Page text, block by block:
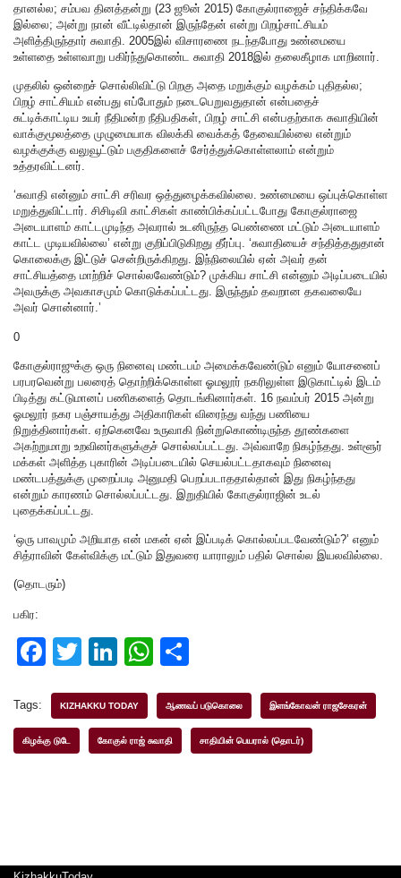
தானல்ல; சம்பவ தினத்தன்று (23 ஜூன் 2015) கோகுல்ராஜைச் சந்திக்கவே
இல்லை; அன்று நான் வீட்டில்தான் இருந்தேன் என்று பிறழ்சாட்சியம்
அளித்திருந்தார் சுவாதி. 2005இல் விசாரணை நடந்தபோது உண்மையை
உள்ளதை உள்ளவாறு பகிர்ந்துகொண்ட சுவாதி 2018இல் தலைகீழாக மாறினார்.
முதலில் ஒன்றைச் சொல்லிவிட்டு பிறகு அதை மறுக்கும் வழக்கம் புதிதல்ல;
பிறழ் சாட்சியம் என்பது எப்போதும் நடைபெறுவதுதான் என்பதைச்
சுட்டிக்காட்டிய உயர் நீதிமன்ற நீதிபதிகள், பிறழ் சாட்சி என்பதற்காக சுவாதியின்
வாக்குமூலத்தை முழுமையாக விலக்கி வைக்கத் தேவையில்லை என்றும்
வழக்குக்கு வலுவூட்டும் பகுதிகளைச் சேர்த்துக்கொள்ளலாம் என்றும்
உத்தரவிட்டனர்.
‘சுவாதி என்னும் சாட்சி சரிவர ஒத்துழைக்கவில்லை. உண்மையை ஒப்புக்கொள்ள
மறுத்துவிட்டார். சிசிடிவி காட்சிகள் காண்பிக்கப்பட்டபோது கோகுல்ராஜை
அடையாளம் காட்டமுடிந்த அவரால் உடனிருந்த பெண்ணை மட்டும் அடையாளம்
காட்ட முடியவில்லை’ என்று குறிப்பிடுகிறது தீர்ப்பு. ‘சுவாதியைச் சந்தித்ததுதான்
கொலைக்கு இட்டுச் சென்றிருக்கிறது. இந்நிலையில் ஏன் அவர் தன்
சாட்சியத்தை மாற்றிச் சொல்லவேண்டும்? முக்கிய சாட்சி என்னும் அடிப்படையில்
அவருக்கு அவகாசமும் கொடுக்கப்பட்டது. இருந்தும் தவறான தகவலையே
அவர் சொன்னார்.’
0
கோகுல்ராஜுக்கு ஒரு நினைவு மண்டபம் அமைக்கவேண்டும் எனும் யோசனைப்
பரபரவென்று பலரைத் தொற்றிக்கொள்ள ஓமலூர் நகரிலுள்ள இடுகாட்டில் இடம்
பிடித்து கட்டுமானப் பணிகளைத் தொடங்கினார்கள். 16 நவம்பர் 2015 அன்று
ஓமலூர் நகர பஞ்சாயத்து அதிகாரிகள் விரைந்து வந்து பணியை
நிறுத்தினார்கள். ஏற்கெனவே உருவாகி நின்றுகொண்டிருந்த தூண்களை
அகற்றுமாறு உறவினர்களுக்குச் சொல்லப்பட்டது. அவ்வாறே நிகழ்ந்தது. உள்ளூர்
மக்கள் அளித்த புகாரின் அடிப்படையில் செயல்பட்டதாகவும் நினைவு
மண்டபத்துக்கு முறைப்படி அனுமதி பெறப்படாததால்தான் இது நிகழ்ந்தது
என்றும் காரணம் சொல்லப்பட்டது. இறுதியில் கோகுல்ராஜின் உடல்
புதைக்கப்பட்டது.
‘ஒரு பாவமும் அறியாத என் மகன் ஏன் இப்படிக் கொல்லப்படவேண்டும்?’ எனும்
சித்ராவின் கேள்விக்கு மட்டும் இதுவரை யாராலும் பதில் சொல்ல இயலவில்லை.
(தொடரும்)
பகிர:
F
c
e
T
tt
er
Li
k
e
W
at
s
ar
e
Tags: KIZHAKKU TODAY ஆணவப் படுகொலை இளங்கோவன் ராஜசேகரன்
கிழக்கு டுடே கோகுல் ராஜ் சுவாதி சாதியின் பெயரால் (தொடர்)